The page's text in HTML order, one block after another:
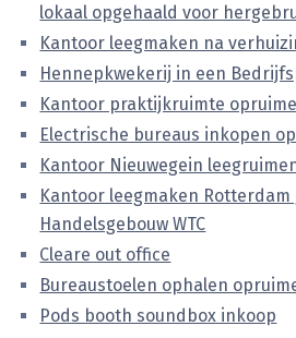
lokaal opgehaald voor
Kantoor leegmaken na
Hennepkwekerij in een
Kantoor praktijkruimte
Electrische bureaus inkopen
Kantoor Nieuwegein
Kantoor leegmaken Rotterdam
Handelsgebouw WTC
Cleare out office
Bureaustoelen ophalen
Pods booth soundbox inkoop